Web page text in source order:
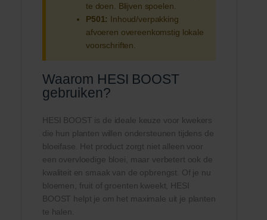
te doen. Blijven spoelen.
P501: Inhoud/verpakking
afvoeren overeenkomstig lokale
voorschriften.
Waarom HESI BOOST
gebruiken?
HESI BOOST is de ideale keuze voor kwekers
die hun planten willen ondersteunen tijdens de
bloeifase. Het product zorgt niet alleen voor
een overvloedige bloei, maar verbetert ook de
kwaliteit en smaak van de opbrengst. Of je nu
bloemen, fruit of groenten kweekt, HESI
BOOST helpt je om het maximale uit je planten
te halen.